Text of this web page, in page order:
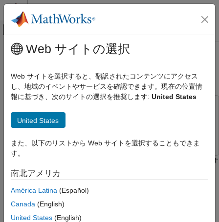
コンテンツへスキップ
オフキャンバス ナビゲーション メ
ドキュメンテーションのホーム
検証、妥当性確認、テスト
Requirements Toolbox
要件リンクの作成
データ ディクショナリ エントリの要件への
リンク
モデルを開いて Simulink ブロックを選択
データ ディクショナリ エントリを選択
メインコンテンツ
データ ディクショナリ エントリの
要件へのリンク
Requirements Toolbox
この例では、要件をデータ ディクショナリのエントリにリンクす
る方法を示します。
モデルを開いて Simulink ブロックを選択
sldemo_fuelsys_dd_controller
Web サイトの選択
Web サイトを選択すると、翻訳されたコンテンツにアクセス
し、地域のイベントやサービスを確認できます。現在の位置情
報に基づき、次のサイトの選択を推奨します: United States
United States
また、以下のリストから Web サイトを選択することもできま
す。
南北アメリカ
América Latina (Español)
Canada (English)
United States (English)